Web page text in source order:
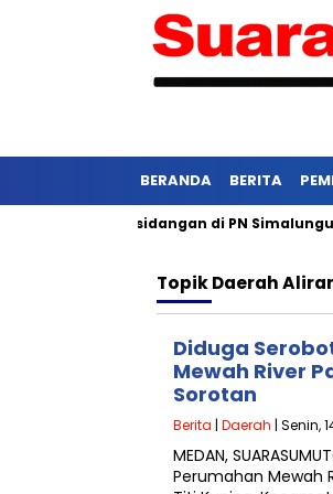
BERANDA BERITA
Ketat Persidangan di PN Simalungun,
TopikDaerah
Diduga
Mewah River
Sorotan
Berita | Daerah | Senin,
MEDAN,
Perumahan Mewah